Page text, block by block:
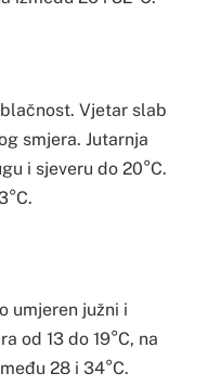
Vjetar slab
smjera. Jutarnja
i sjeveru do 20°C.
umjeren južni i
od 13 do 19°C, na
28 i 34°C.